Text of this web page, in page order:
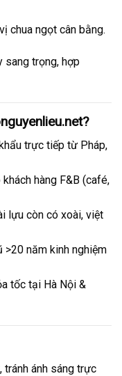
chua ngọt cân bằng.
sang trọng, hợp
?
trực tiếp từ Pháp,
hàng F&B (café,
lựu còn có xoài, việt
>20 năm kinh nghiệm
tốc tại Hà Nội &
tránh ánh sáng trực